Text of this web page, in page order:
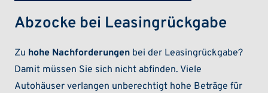
Abzocke bei Leasingrückgabe
Zu hohe Nachforderungen bei der Leasingrückgabe?
Damit müssen Sie sich nicht abfinden. Viele
Autohäuser verlangen unberechtigt hohe Beträge für